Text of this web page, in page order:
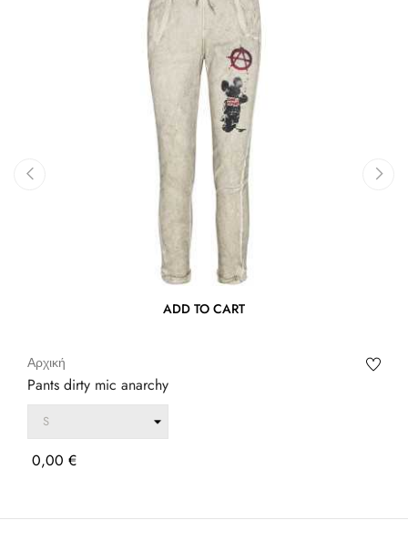
ADD TO CART
Αρχική
Pants dirty mic anarchy
Τιμή
0,00 €